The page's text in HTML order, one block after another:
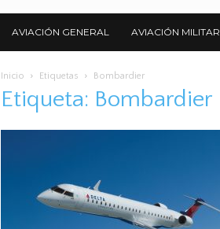
AVIACIÓN GENERAL AVIACIÓN MILITAR
Inicio Etiquetas Bombardier
Etiqueta: Bombardier